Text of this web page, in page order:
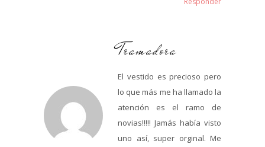
Tramadora
El vestido es precioso pero
lo que más me ha llamado la
atención es el ramo de
novias!!!!! Jamás había visto
uno así, super orginal. Me